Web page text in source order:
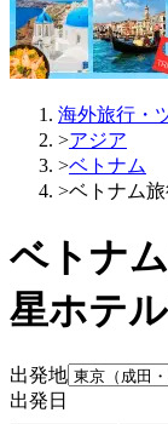
海外旅行・
>アジア
>ベトナム
>ベトナム
ベトナ
星ホテ
出発地
出発日